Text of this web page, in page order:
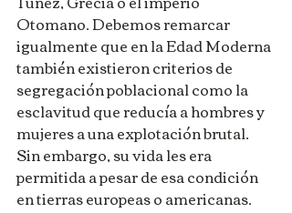
Otomano. Debemos remarcar
igualmente que en la Edad Moderna
también existieron criterios de
segregación poblacional como la
esclavitud que reducía a hombres y
mujeres a una explotación brutal.
Sin embargo, su vida les era
permitida a pesar de esa condición
en tierras europeas o americanas.